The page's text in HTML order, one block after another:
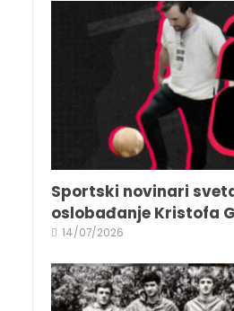
Sportski novinari
oslobađanje Kristofa
14/07/2026